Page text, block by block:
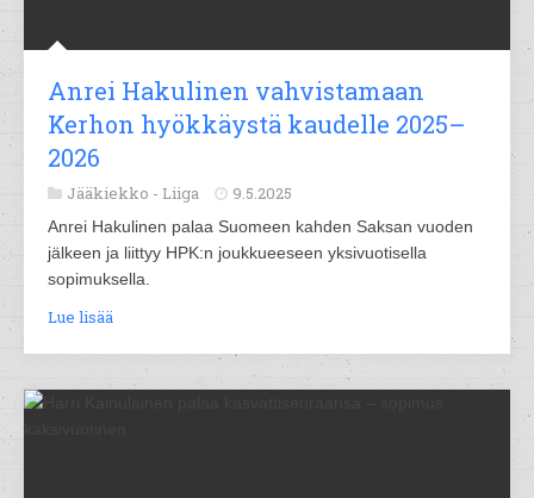
Anrei Hakulinen vahvistamaan
Kerhon hyökkäystä kaudelle 2025–
2026
Jääkiekko - Liiga 9.5.2025
Anrei Hakulinen palaa Suomeen kahden Saksan vuoden
jälkeen ja liittyy HPK:n joukkueeseen yksivuotisella
sopimuksella.
Lue lisää